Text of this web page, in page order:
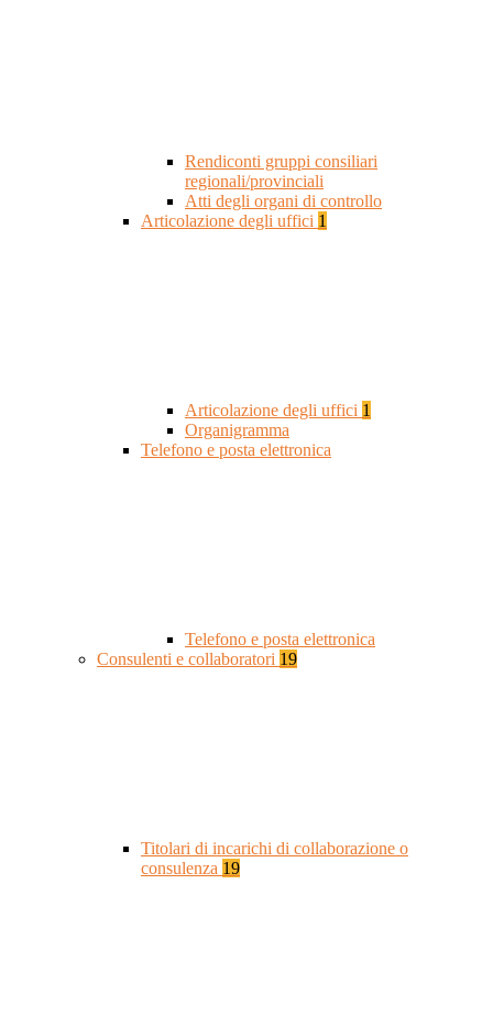
Rendiconti gruppi consiliari
regionali/provinciali
Atti degli organi di controllo
Articolazione degli uffici 1
Articolazione degli uffici 1
Organigramma
Telefono e posta elettronica
Telefono e posta elettronica
Consulenti e collaboratori 19
Titolari di incarichi di collaborazione o
consulenza 19